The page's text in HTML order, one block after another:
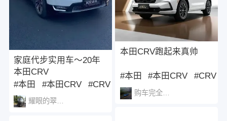
家庭代步实用车～20年
本田CRV
#本田
#本田CRV #CRV
耀眼的翠菊花1489
本田CRV跑起来真帅
#本田 #本田CRV #CRV